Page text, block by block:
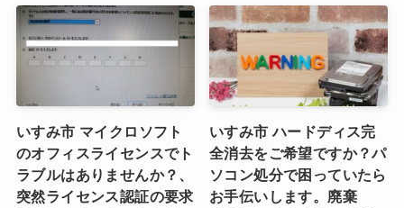
いすみ市 マイクロソフト
のオフィスライセンスでト
ラブルはありませんか？、
突然ライセンス認証の要求
いすみ市 ハードディス完
全消去をご希望ですか？パ
ソコン処分で困っていたら
お手伝いします。廃棄